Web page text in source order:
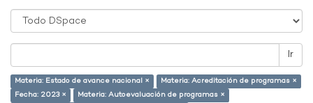
Ir
Materia: Estado de avance nacional ×
Materia: Acreditación de programas ×
Fecha: 2023 ×
Materia: Autoevaluación de programas ×